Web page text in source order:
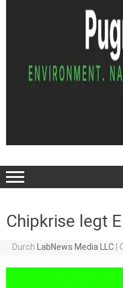
Chipkrise legt
Durch LabNews Media LLC